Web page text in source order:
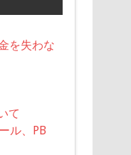
を失わな
て
ル、PB